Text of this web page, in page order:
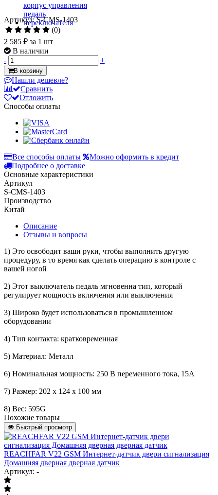
Артикул: S-CMS-1403
(0)
2 585 ₽ за 1 шт
В наличии
-
+
В корзину
Нашли дешевле?
Сравнить
Отложить
Способы оплаты
Все способы оплаты
Можно оформить в кредит
Подробнее о доставке
Основные характеристики
Артикул
S-CMS-1403
Производство
Китай
Описание
Отзывы и вопросы
1) Это освободит ваши руки, чтобы выполнить другую
процедуру, в то время как сделать операцию в контроле с
вашей ногой
2) Этот выключатель педаль мгновенна тип, который
регулирует мощность включения или выключения
3) Широко будет использоваться в промышленном
оборудовании
4) Тип контакта: кратковременная
5) Материал: Металл
6) Номинальная мощность: 250 В переменного тока, 15А
7) Размер: 202 х 124 х 100 мм
8) Вес: 595G
Похожие товары
Быстрый просмотр
REACHFAR V22 GSM Интернет-датчик двери сигнализация
Домашняя дверная дверная датчик
Артикул: -